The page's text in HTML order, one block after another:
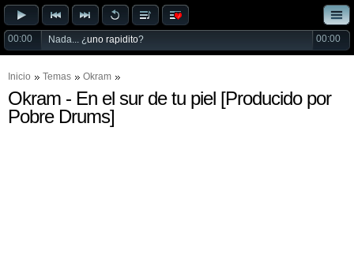
00:00 Nada... ¿uno rapidito? 00:00
Inicio Temas Okram
Okram - En el sur de tu piel [Producido por
Pobre Drums]